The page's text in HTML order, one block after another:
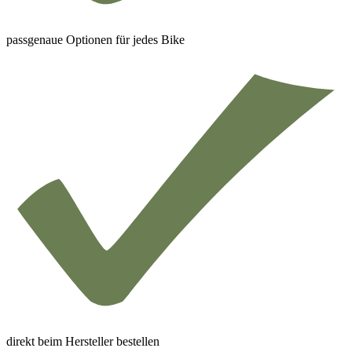
passgenaue Optionen für jedes Bike
direkt beim Hersteller bestellen